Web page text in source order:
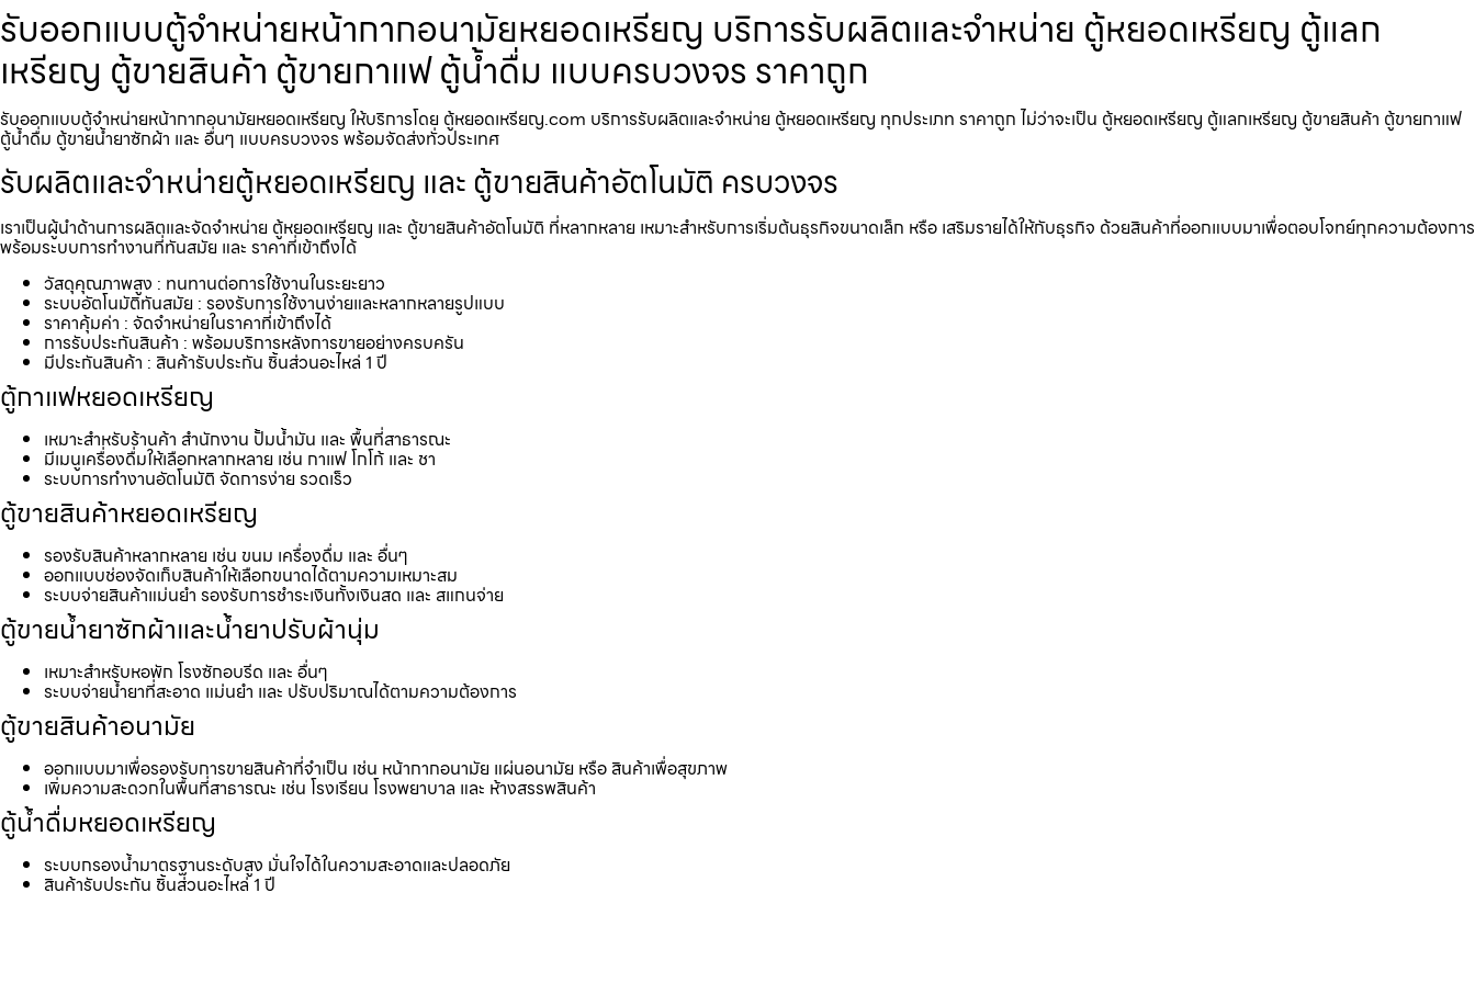
รับออกแบบตู้จำหน่ายหน้ากากอนามัยหยอดเหรียญ​​ บริการรับผลิตและจำหน่าย ตู้หยอดเหรียญ ตู้แลก
เหรียญ ตู้ขายสินค้า ตู้ขายกาแฟ ตู้น้ำดื่ม แบบครบวงจร ราคาถูก
รับออกแบบตู้จำหน่ายหน้ากากอนามัยหยอดเหรียญ​​ ให้บริการโดย ตู้หยอดเหรียญ.com บริการรับผลิตและจำหน่าย ตู้หยอดเหรียญ ทุกประเภท ราคาถูก ไม่ว่าจะเป็น ตู้หยอดเหรียญ ตู้แลกเหรียญ ตู้ขายสินค้า ตู้ขายกาแฟ
ตู้น้ำดื่ม ตู้ขายน้ำยาซักผ้า และ อื่นๆ แบบครบวงจร พร้อมจัดส่งทั่วประเทศ
รับผลิตและจำหน่ายตู้หยอดเหรียญ และ ตู้ขายสินค้าอัตโนมัติ ครบวงจร
เราเป็นผู้นำด้านการผลิตและจัดจำหน่าย ตู้หยอดเหรียญ และ ตู้ขายสินค้าอัตโนมัติ ที่หลากหลาย เหมาะสำหรับการเริ่มต้นธุรกิจขนาดเล็ก หรือ เสริมรายได้ให้กับธุรกิจ ด้วยสินค้าที่ออกแบบมาเพื่อตอบโจทย์ทุกความต้องการ
พร้อมระบบการทำงานที่ทันสมัย และ ราคาที่เข้าถึงได้
วัสดุคุณภาพสูง : ทนทานต่อการใช้งานในระยะยาว
ระบบอัตโนมัติทันสมัย : รองรับการใช้งานง่ายและหลากหลายรูปแบบ
ราคาคุ้มค่า : จัดจำหน่ายในราคาที่เข้าถึงได้
การรับประกันสินค้า : พร้อมบริการหลังการขายอย่างครบครัน
มีประกันสินค้า : สินค้ารับประกัน ชิ้นส่วนอะไหล่ 1 ปี
ตู้กาแฟหยอดเหรียญ
เหมาะสำหรับร้านค้า สำนักงาน ปั้มน้ำมัน และ พื้นที่สาธารณะ
มีเมนูเครื่องดื่มให้เลือกหลากหลาย เช่น กาแฟ โกโก้ และ ชา
ระบบการทำงานอัตโนมัติ จัดการง่าย รวดเร็ว
ตู้ขายสินค้าหยอดเหรียญ
รองรับสินค้าหลากหลาย เช่น ขนม เครื่องดื่ม และ อื่นๆ
ออกแบบช่องจัดเก็บสินค้าให้เลือกขนาดได้ตามความเหมาะสม
ระบบจ่ายสินค้าแม่นยำ รองรับการชำระเงินทั้งเงินสด และ สแกนจ่าย
ตู้ขายน้ำยาซักผ้าและน้ำยาปรับผ้านุ่ม
เหมาะสำหรับหอพัก โรงซักอบรีด และ อื่นๆ
ระบบจ่ายน้ำยาที่สะอาด แม่นยำ และ ปรับปริมาณได้ตามความต้องการ
ตู้ขายสินค้าอนามัย
ออกแบบมาเพื่อรองรับการขายสินค้าที่จำเป็น เช่น หน้ากากอนามัย แผ่นอนามัย หรือ สินค้าเพื่อสุขภาพ
เพิ่มความสะดวกในพื้นที่สาธารณะ เช่น โรงเรียน โรงพยาบาล และ ห้างสรรพสินค้า
ตู้น้ำดื่มหยอดเหรียญ
ระบบกรองน้ำมาตรฐานระดับสูง มั่นใจได้ในความสะอาดและปลอดภัย
สินค้ารับประกัน ชิ้นส่วนอะไหล่ 1 ปี